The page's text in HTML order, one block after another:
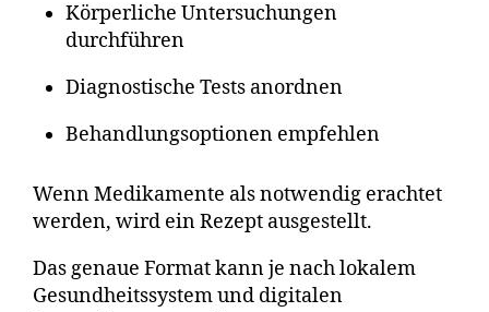
Körperliche Untersuchungen
durchführen
Diagnostische Tests anordnen
Behandlungsoptionen empfehlen
Wenn Medikamente als notwendig erachtet
werden, wird ein Rezept ausgestellt.
Das genaue Format kann je nach lokalem
Gesundheitssystem und digitalen